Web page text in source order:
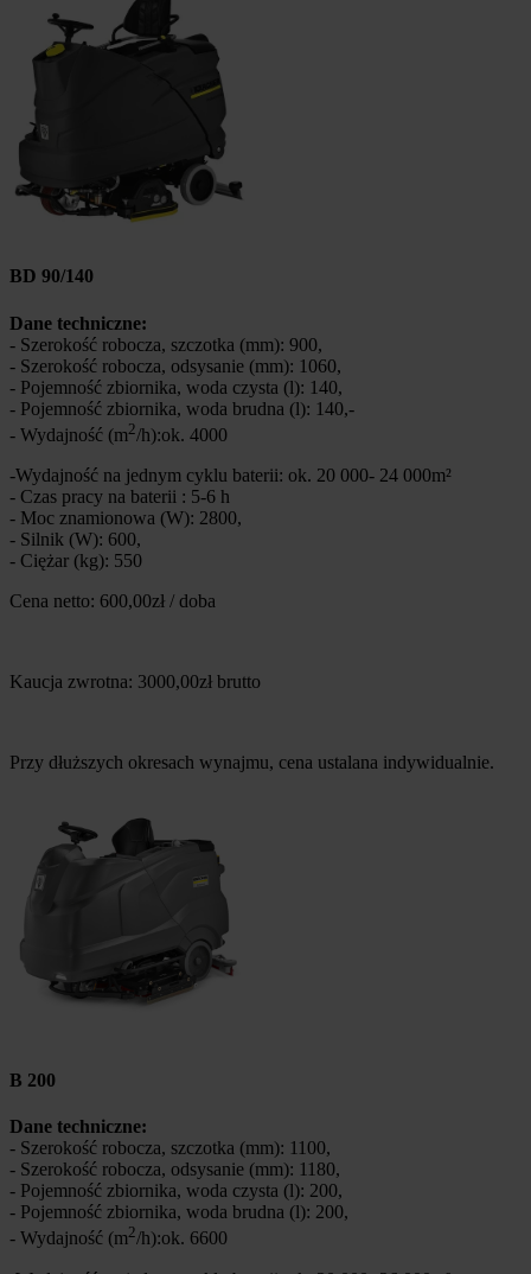
BD 90/140
Dane techniczne:
- Szerokość robocza, szczotka (mm): 900,
- Szerokość robocza, odsysanie (mm): 1060,
- Pojemność zbiornika, woda czysta (l): 140,
- Pojemność zbiornika, woda brudna (l): 140,-
- Wydajność (m2/h):ok. 4000
-Wydajność na jednym cyklu baterii: ok. 20 000- 24 000m²
- Czas pracy na baterii : 5-6 h
- Moc znamionowa (W): 2800,
- Silnik (W): 600,
- Ciężar (kg): 550
Cena netto: 600,00zł / doba
Kaucja zwrotna: 3000,00zł brutto
Przy dłuższych okresach wynajmu, cena ustalana indywidualnie.
B 200
Dane techniczne:
- Szerokość robocza, szczotka (mm): 1100,
- Szerokość robocza, odsysanie (mm): 1180,
- Pojemność zbiornika, woda czysta (l): 200,
- Pojemność zbiornika, woda brudna (l): 200,
- Wydajność (m2/h):ok. 6600